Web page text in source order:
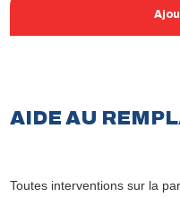
AIDE AU
Toutes interventions sur la